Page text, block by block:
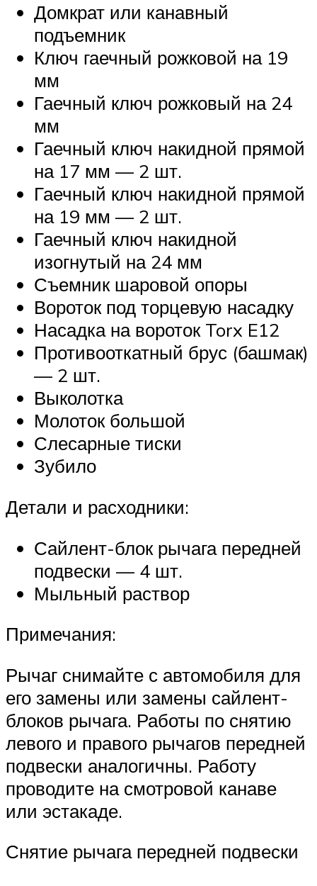
Домкрат или канавный
подъемник
Ключ гаечный рожковой на 19
мм
Гаечный ключ рожковый на 24
мм
Гаечный ключ накидной прямой
на 17 мм — 2 шт.
Гаечный ключ накидной прямой
на 19 мм — 2 шт.
Гаечный ключ накидной
изогнутый на 24 мм
Съемник шаровой опоры
Вороток под торцевую насадку
Насадка на вороток Torx E12
Противооткатный брус (башмак)
— 2 шт.
Выколотка
Молоток большой
Слесарные тиски
Зубило
Детали и расходники:
Сайлент-блок рычага передней
подвески — 4 шт.
Мыльный раствор
Примечания:
Рычаг снимайте с автомобиля для
его замены или замены сайлент-
блоков рычага. Работы по снятию
левого и правого рычагов передней
подвески аналогичны. Работу
проводите на смотровой канаве
или эстакаде.
Снятие рычага передней подвески